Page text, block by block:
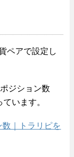
ペアで設定し
ジション数
います。
｜トラリピを